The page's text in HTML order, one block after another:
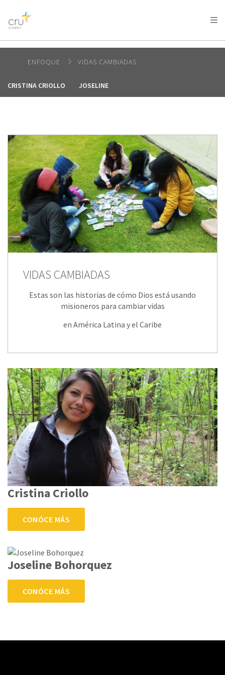
AFRICA
AMERICA / CARIBBEAN
OCEANIA
ENFOQUE VIDAS CAMBIADAS
CRISTINA CRIOLLO JOSELINE
VIDAS CAMBIADAS
Estas son las historias de cómo Dios está usando
misioneros para cambiar vidas
en América Latina y el Caribe
Cristina Criollo
CONÓCE MÁS
Joseline Bohorquez
CONÓCE MÁS